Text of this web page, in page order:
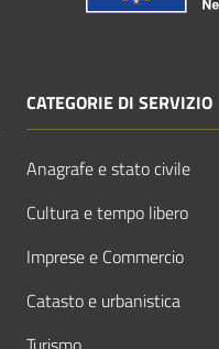
CATEGORIE DI SERVIZIO
Anagrafe e stato civile
Cultura e tempo libero
Imprese e Commercio
Catasto e urbanistica